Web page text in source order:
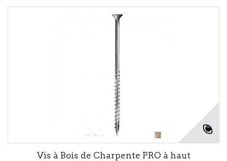
Vis à Bois de Charpente PRO à haut